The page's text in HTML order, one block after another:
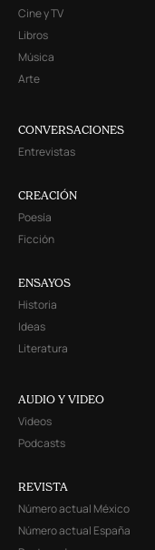
Cine y TV
Libros
Música
Arte
CONVERSACIONES
Entrevistas
CREACIÓN
Poesía
Ficción
ENSAYOS
Historia
Ideas
Literatura
AUDIO Y VIDEO
Videos
Podcasts
REVISTA
Número actual México
Número actual España